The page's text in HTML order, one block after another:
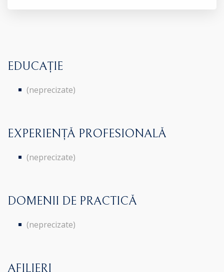
EDUCAȚIE
(neprecizate)
EXPERIENȚĂ PROFESIONALĂ
(neprecizate)
DOMENII DE PRACTICĂ
(neprecizate)
AFILIERI